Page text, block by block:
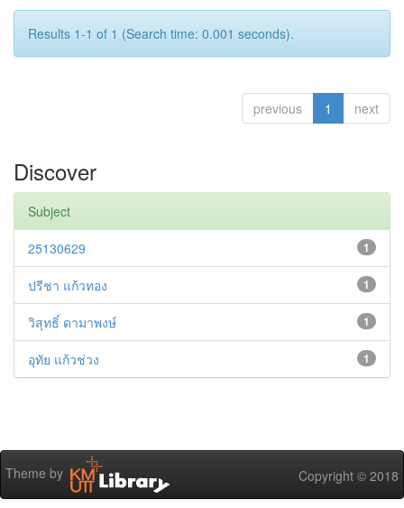
Results 1-1 of 1 (Search time: 0.001 seconds).
previous 1 next
Discover
Subject
1
25130629
1
ปรีชา แก้วทอง
1
วิสุทธิ์ ดามาพงษ์
1
อุทัย แก้วช่วง
Theme by Copyright © 2018